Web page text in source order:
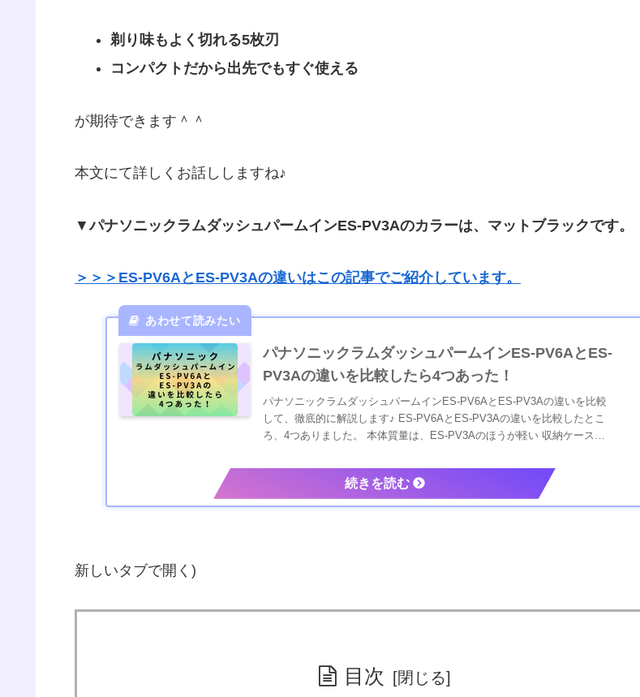
剃り味もよく切れる5枚刃
コンパクトだから出先でもすぐ使える
が期待できます＾＾
本文にて詳しくお話ししますね♪
▼パナソニックラムダッシュパームインES-PV3Aのカラーは、マットブラックです。
＞＞＞ES-PV6AとES-PV3Aの違いはこの記事でご紹介しています。
パナソニックラムダッシュパームインES-PV6AとES-
PV3Aの違いを比較したら4つあった！
パナソニックラムダッシュパームインES-PV6AとES-PV3Aの違いを比較
して、徹底的に解説します♪ ES-PV6AとES-PV3Aの違いを比較したとこ
ろ、4つありました。 本体質量は、ES-PV3Aのほうが軽い 収納ケースが
新しいタブで開く)
目次